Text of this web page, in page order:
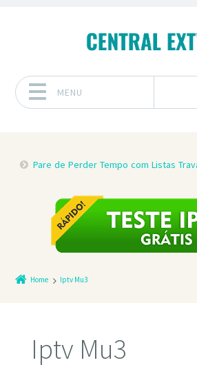
MENU
Pare de Perder Tempo com Listas
Home Iptv Mu3
Iptv Mu3